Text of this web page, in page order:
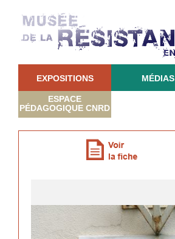
EXPOSITIONS MÉDIAS
ESPACE
PÉDAGOGIQUE CNRD